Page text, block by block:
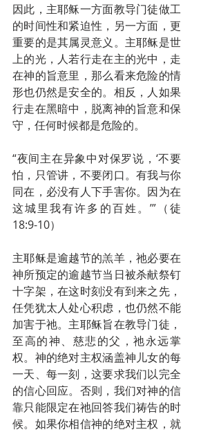
因此，主耶稣一方面教导门徒做工
的时间性和紧迫性，另一方面，更
重要的是其属灵意义。主耶稣是世
上的光，人若行走在主的光中，走
在神的旨意里，那么看来危险的情
形也仍然是安全的。相反，人如果
行走在黑暗中，脱离神的旨意和保
守，任何时候都是危险的。
“夜间主在异象中对保罗说，‘不要
怕，只管讲，不要闭口。有我与你
同在，必没有人下手害你。因为在
这城里我有许多的百姓。’”（徒
18:9-10）
主耶稣是逾越节的羔羊，祂必要在
神所预定的逾越节当日被杀献祭钉
十字架，在这时刻没有到来之先，
任凭犹太人处心积虑，也仍然不能
加害于祂。主耶稣旨在教导门徒，
至高的神、慈悲的父，祂永远掌
权。神的绝对主权涵盖神儿女的每
一天、每一刻，这要求我们以完全
的信心回应。否则，我们对神的信
靠只能限定在祂回答我们祷告的时
候。如果你相信神的绝对主权，就